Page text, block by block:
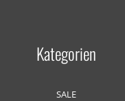
Kategorien
SALE